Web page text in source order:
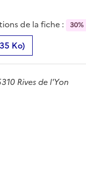
de la fiche : 30%
Ko)
Rives de l'Yon